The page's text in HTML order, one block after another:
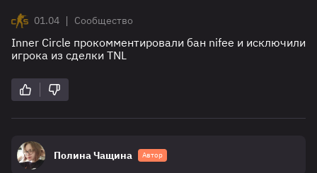
01.04 | Сообщество
Inner Circle прокомментировали бан nifee и исключили
игрока из сделки TNL
Полина Чащина Автор